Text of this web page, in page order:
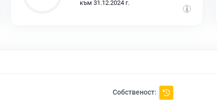
към 31.12.2024 г.
Собственост: